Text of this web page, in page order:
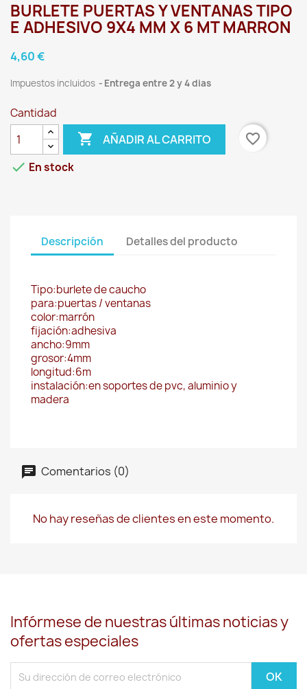
BURLETE PUERTAS Y VENTANAS TIPO
E ADHESIVO 9X4 MM X 6 MT MARRON
4,60 €
Impuestos incluidos Entrega entre 2 y 4 dias
Cantidad
 AÑADIR AL CARRITO
favorite_border
 En stock
Descripción Detalles del producto
Tipo:burlete de caucho
para:puertas / ventanas
color:marrón
fijación:adhesiva
ancho:9mm
grosor:4mm
longitud:6m
instalación:en soportes de pvc, aluminio y
madera
Comentarios (0)
No hay reseñas de clientes en este momento.
Infórmese de nuestras últimas noticias y
ofertas especiales